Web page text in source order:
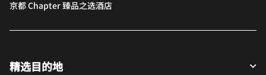
京都 Chapter 臻品之选酒店
精选目的地